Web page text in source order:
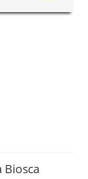
Biosca